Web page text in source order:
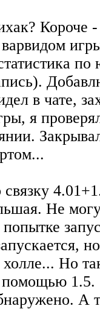
Короче
варвидом
в чате,
я
Не
Но
помощью
А